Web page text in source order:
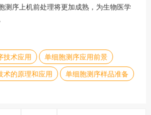
测序上机前处理将更加成熟，为生物医学
技术应用
单细胞测序应用前景
术的原理和应用
单细胞测序样品准备